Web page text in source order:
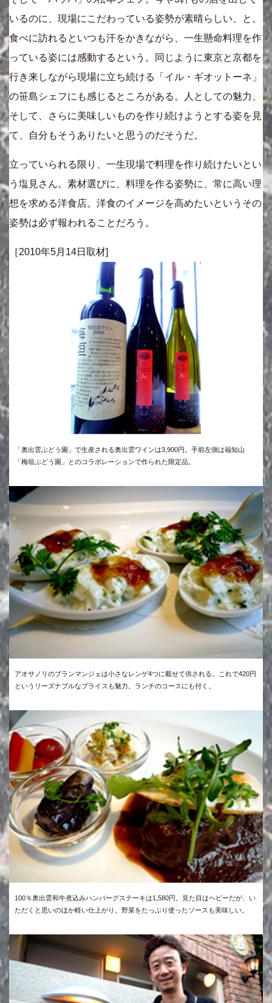
いるのに、現場にこだわっている姿勢が素晴らしい、と。
食べに訪れるといつも汗をかきながら、一生懸命料理を作
っている姿には感動するという。同じように東京と京都を
行き来しながら現場に立ち続ける「イル・ギオットーネ」
の笹島シェフにも感じるところがある。人としての魅力、
そして、さらに美味しいものを作り続けようとする姿を見
て、自分もそうありたいと思うのだそうだ。
立っていられる限り、一生現場で料理を作り続けたいとい
う塩見さん。素材選びに、料理を作る姿勢に、常に高い理
想を求める洋食店。洋食のイメージを高めたいというその
姿勢は必ず報われることだろう。
［2010年5月14日取材]
「奥出雲ぶどう園」で生産される奥出雲ワインは3,900円。手前左側は福知山
「梅垣ぶどう園」とのコラボレーションで作られた限定品。
アオサノリのブランマンジェは小さなレンゲ4つに載せて供される。これで420円
というリーズナブルなプライスも魅力。ランチのコースにも付く。
100％奥出雲和牛煮込みハンバーグステーキは1,580円。見た目はヘビーだが、い
ただくと思いのほか軽い仕上がり。野菜をたっぷり使ったソースも美味しい。